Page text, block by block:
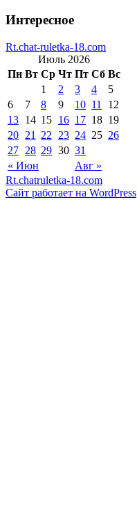
Интересное
Rt.chat-ruletka-18.com
Июль 2026
Пн Вт Ср Чт Пт Сб Вс
« Июн Авг »
1 2 3 4
5
6
7 8 9 10 11
12
13 14 15 16 17 18 19
20 21 22 23 24 25 26
27 28 29 30 31
Rt.chatruletka-18.com
Сайт работает на WordPress